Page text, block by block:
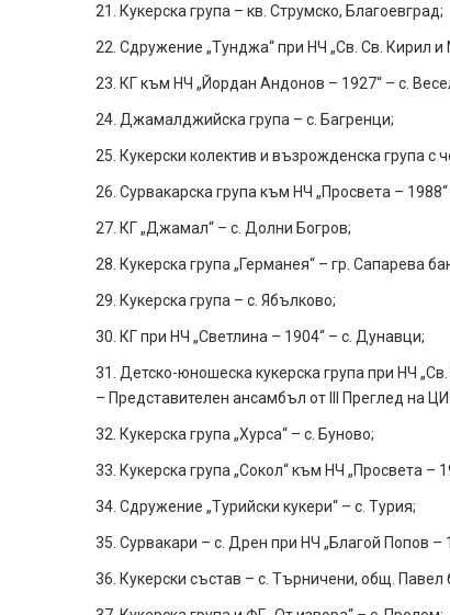
21. Кукерска група – кв. Струмско, Благоевград;
22. Сдружение „Тунджа“ при НЧ „Св. Св. Кирил и
23. КГ към НЧ „Йордан Андонов – 1927“ – с.
24. Джамалджийска група – с. Багренци;
25. Кукерски колектив и възрожденска група с
26. Сурвакарска група към НЧ „Просвета –
27. КГ „Джамал“ – с. Долни Богров;
28. Кукерска група „Германея“ – гр. Сапарева
29. Кукерска група – с. Ябълково;
30. КГ при НЧ „Светлина – 1904“ – с. Дунавци;
31. Детско-юношеска кукерска група при НЧ
– Представителен ансамбъл от III Преглед на
32. Кукерска група „Хурса“ – с. Буново;
33. Кукерска група „Сокол“ към НЧ „Просвета –
34. Сдружение „Турийски кукери“ – с. Турия;
35. Сурвакари – с. Дрен при НЧ „Благой Попов –
36. Кукерски състав – с. Търничени, общ. Павел